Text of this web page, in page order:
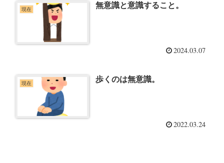
現在 無意識と意識すること。
2024.03.07
現在 歩くのは無意識。
2022.03.24